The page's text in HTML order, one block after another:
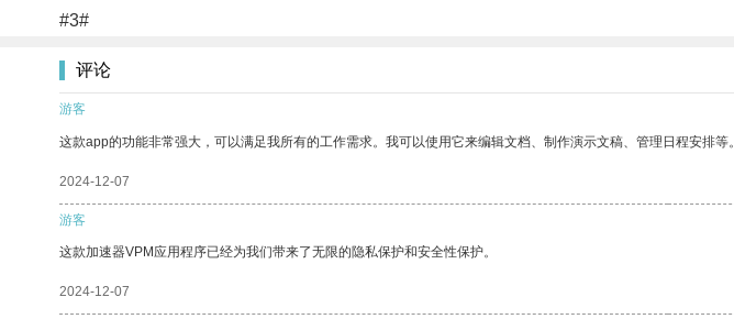
#3#
评论
游客
这款app的功能非常强大，可以满足我所有的工作需求。我可以使用它来编辑文档、制作演示文稿、管理日程安排等。
2024-12-07
游客
这款加速器VPM应用程序已经为我们带来了无限的隐私保护和安全性保护。
2024-12-07